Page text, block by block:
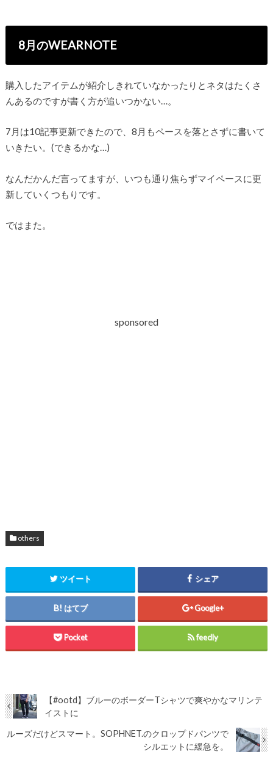
8月のWEARNOTE
購入したアイテムが紹介しきれていなかったりとネタはたくさ
んあるのですが書く方が追いつかない…。
7月は10記事更新できたので、8月もペースを落とさずに書いて
いきたい。(できるかな…)
なんだかんだ言ってますが、いつも通り焦らずマイペースに更
新していくつもりです。
ではまた。
sponsored
others
ツイート シェア
はてブ Google+
Pocket feedly
【#ootd】ブルーのボーダーTシャツで爽やかなマリンテ
イストに
ルーズだけどスマート。SOPHNET.のクロップドパンツで
シルエットに緩急を。